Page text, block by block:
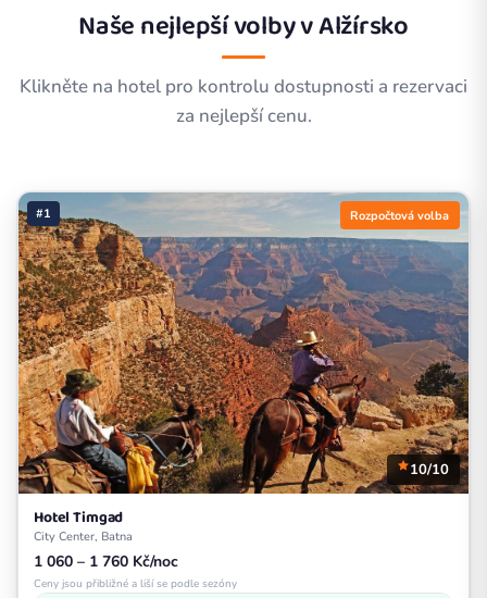
Naše nejlepší volby vAlžírsko
Klikněte na hotel pro kontrolu dostupnosti a rezervaci
za nejlepší cenu.
#1 Rozpočtová volba
10/10
Hotel Timgad
City Center, Batna
1 060 – 1 760 Kč/noc
Ceny jsou přibližné a liší se podle sezóny